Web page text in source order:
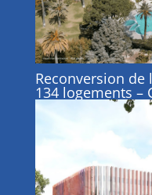
Reconversion de
134 logements –